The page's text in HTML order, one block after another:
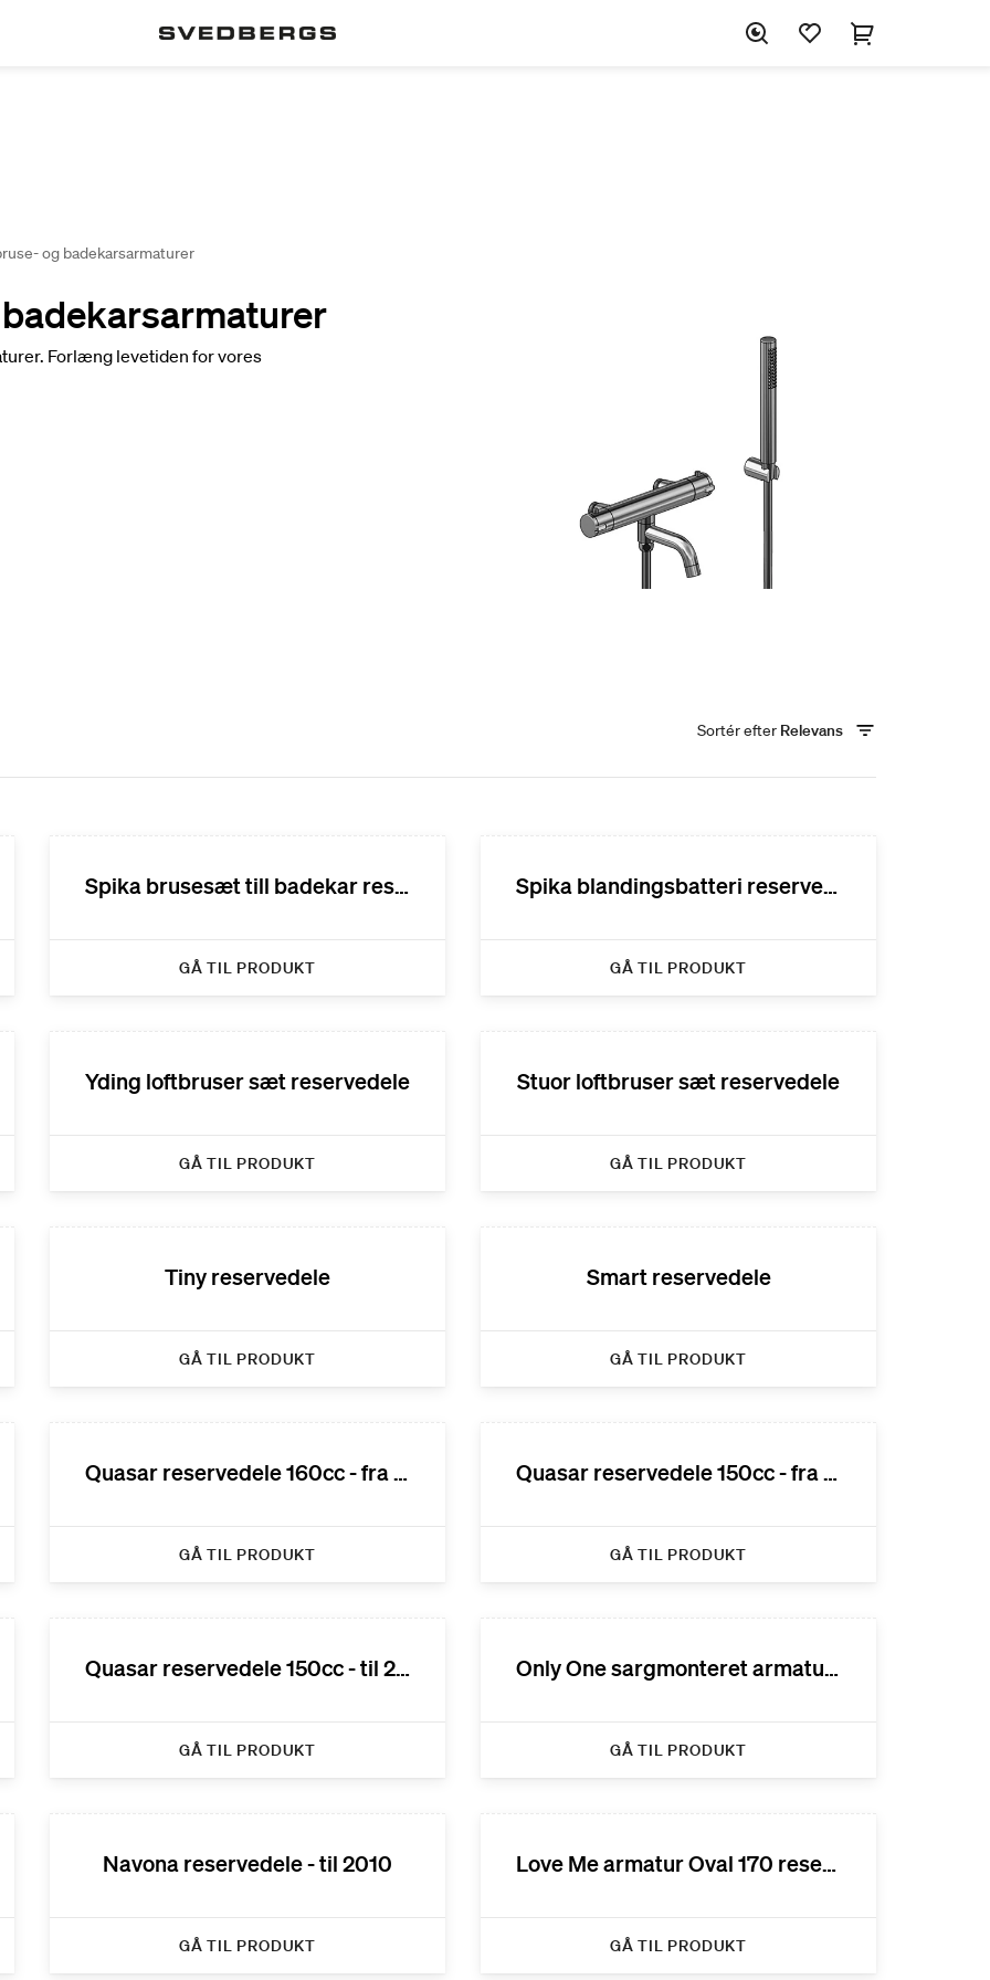
og badekarsarmaturer
Forlæng levetiden for vores
Sortér efter Relevans
GÅ TIL PRODUKT GÅ TIL PRODUKT
Yding loftbruser sæt reservedele
GÅ TIL PRODUKT
Stuor loftbruser sæt reservedele
GÅ TIL PRODUKT
Tiny reservedele
GÅ TIL PRODUKT
Smart reservedele
GÅ TIL PRODUKT
GÅ TIL PRODUKT GÅ TIL PRODUKT
GÅ TIL PRODUKT GÅ TIL PRODUKT
Navona reservedele - til 2010
GÅ TIL PRODUKT GÅ TIL PRODUKT